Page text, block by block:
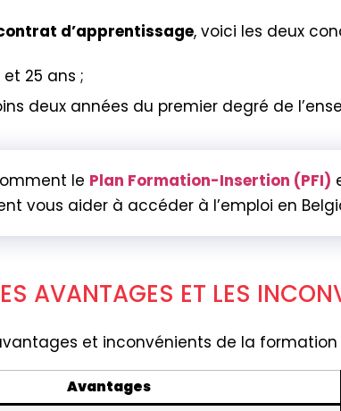
d’apprentissage, voici les deux
et 25 ans ;
deux années du premier degré de
le Plan Formation-Insertion (PFI)
vous aider à accéder à l’emploi en
AVANTAGES ET LES
et inconvénients de la
Avantages